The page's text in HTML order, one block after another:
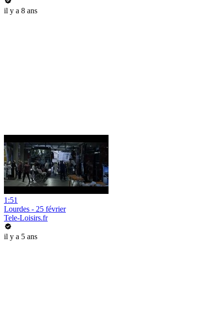
il y a 8 ans
1:51
Lourdes - 25 février
Tele-Loisirs.fr
il y a 5 ans